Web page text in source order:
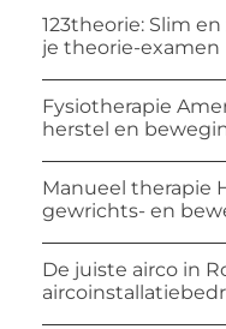
123theorie: Slim
je theorie-examen
Fysiotherapie
herstel en
Manueel therapie
gewrichts- en
De juiste airco in